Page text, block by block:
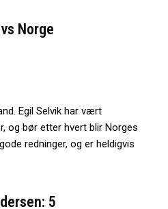
Norge
Egil Selvik har vært
og bør etter hvert blir Norges
redninger, og er heldigvis
5